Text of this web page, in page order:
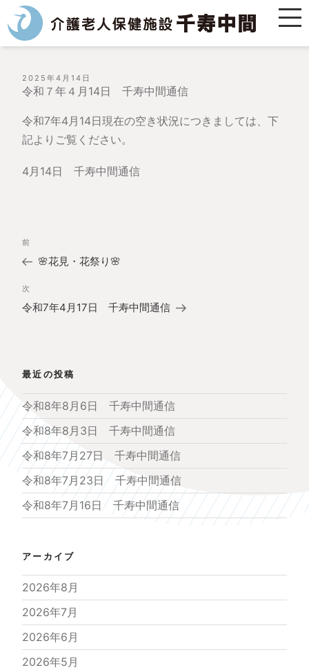
投
稿
日:
2025年4月14日
令和７年４月14日 千寿中間通信
令和7年4月14日現在の空き状況につきましては、下
記よりご覧ください。
4月14日 千寿中間通信
稿
ナ
ゲ
シ
過
去
の
投
稿
前
🌸花見・花祭り🌸
次
の
投
次
令和7年4月17日 千寿中間通信
最近の投稿
令和8年8月6日 千寿中間通信
令和8年8月3日 千寿中間通信
令和8年7月27日 千寿中間通信
令和8年7月23日 千寿中間通信
令和8年7月16日 千寿中間通信
アーカイブ
2026年8月
2026年7月
2026年6月
2026年5月